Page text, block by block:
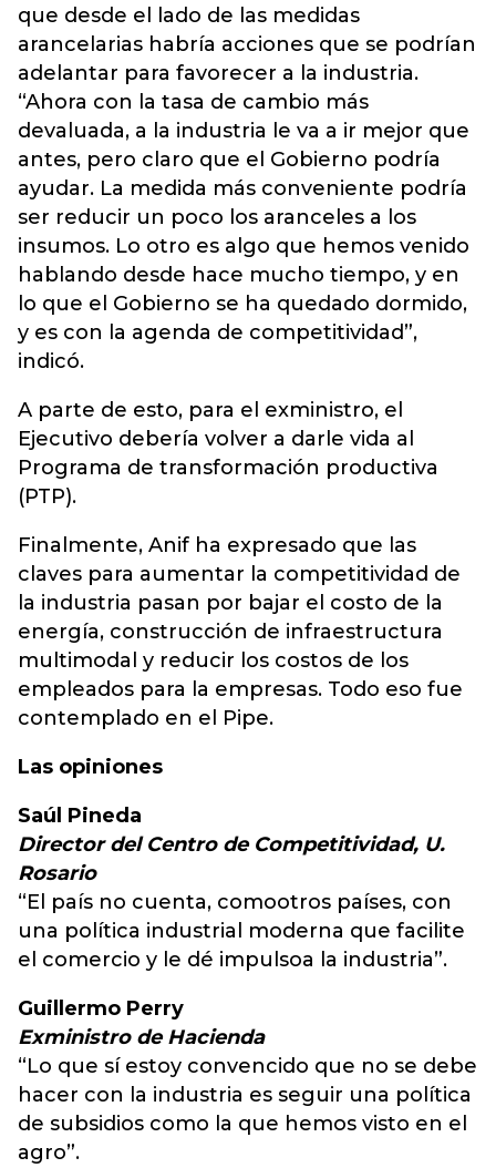
que desde el lado de las medidas
arancelarias habría acciones que se podrían
adelantar para favorecer a la industria.
“Ahora con la tasa de cambio más
devaluada, a la industria le va a ir mejor que
antes, pero claro que el Gobierno podría
ayudar. La medida más conveniente podría
ser reducir un poco los aranceles a los
insumos. Lo otro es algo que hemos venido
hablando desde hace mucho tiempo, y en
lo que el Gobierno se ha quedado dormido,
y es con la agenda de competitividad”,
indicó.
A parte de esto, para el exministro, el
Ejecutivo debería volver a darle vida al
Programa de transformación productiva
(PTP).
Finalmente, Anif ha expresado que las
claves para aumentar la competitividad de
la industria pasan por bajar el costo de la
energía, construcción de infraestructura
multimodal y reducir los costos de los
empleados para la empresas. Todo eso fue
contemplado en el Pipe.
Las opiniones
Saúl Pineda
Director del Centro de Competitividad, U.
Rosario
“El país no cuenta, comootros países, con
una política industrial moderna que facilite
el comercio y le dé impulsoa la industria”.
Guillermo Perry
Exministro de Hacienda
“Lo que sí estoy convencido que no se debe
hacer con la industria es seguir una política
de subsidios como la que hemos visto en el
agro”.